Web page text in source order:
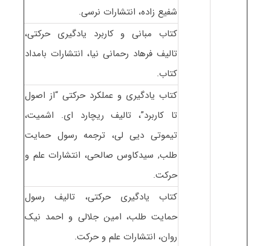
شفیع زاده، انتشارات نرسی.
کتاب مبانی و کاربرد یادگیری حرکتی،
تالیف فرهاد رحمانی نیا، انتشارات بامداد
کتاب.
کتاب یادگیری و عملکرد حرکتی “از اصول
تا کاربرد”، تالیف ریچارد ای. اشمیت،
تیموتی دیی لی، ترجمه رسول حمایت
طلب, سیدکاوس صالحی، انتشارات علم و
حرکت.
کتاب یادگیری حرکتی، تالیف رسول
حمایت طلب، امین جلالی و احمد نیک
روان، انتشارات علم و حرکت.